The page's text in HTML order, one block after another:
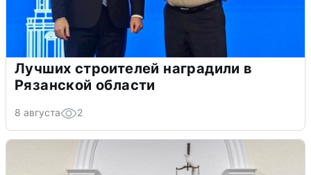
Лучших строителей наградили в
Рязанской области
8 августа 2